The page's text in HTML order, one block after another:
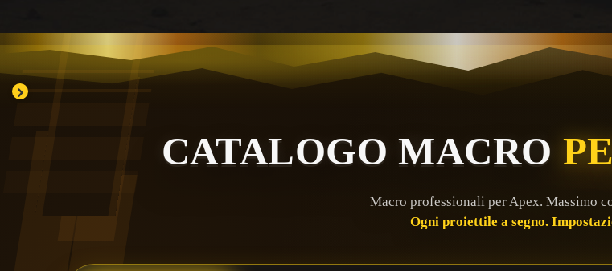
CATALOGO MACRO
Macro professionali per Apex. Massimo
Ogni proiettile a segno.